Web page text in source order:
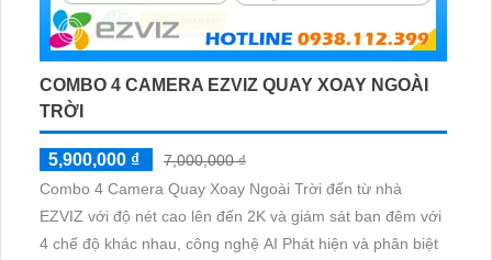
COMBO 4 CAMERA EZVIZ QUAY XOAY NGOÀI
TRỜI
5,900,000 ₫
7,000,000 ₫
Combo 4 Camera Quay Xoay Ngoài Trời đến từ nhà
EZVIZ với độ nét cao lên đến 2K và giám sát ban đêm với
4 chế độ khác nhau, công nghệ AI Phát hiện và phân biệt